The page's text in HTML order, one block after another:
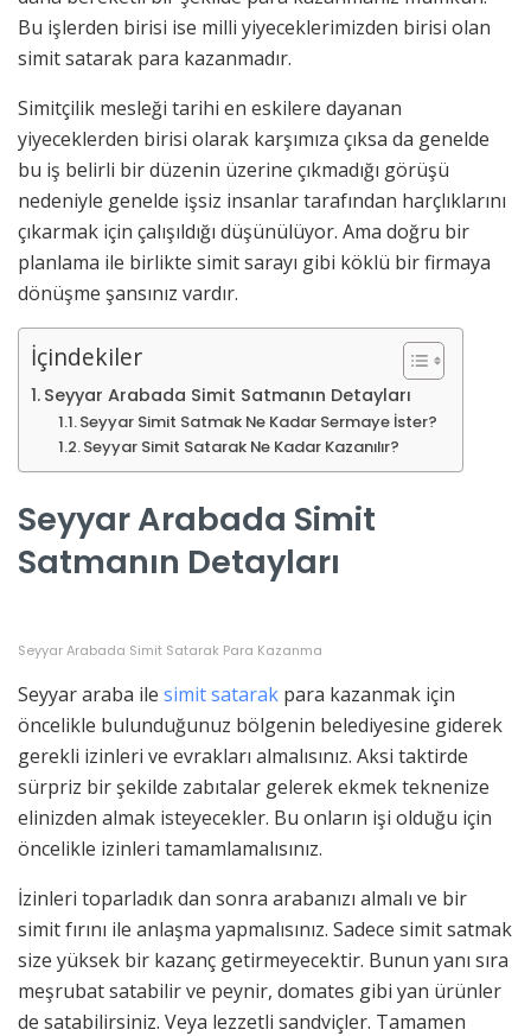
Bu işlerden birisi ise milli yiyeceklerimizden birisi olan
simit satarak para kazanmadır.
Simitçilik mesleği tarihi en eskilere dayanan
yiyeceklerden birisi olarak karşımıza çıksa da genelde
bu iş belirli bir düzenin üzerine çıkmadığı görüşü
nedeniyle genelde işsiz insanlar tarafından harçlıklarını
çıkarmak için çalışıldığı düşünülüyor. Ama doğru bir
planlama ile birlikte simit sarayı gibi köklü bir firmaya
dönüşme şansınız vardır.
İçindekiler
Seyyar Arabada Simit Satmanın Detayları
Seyyar Simit Satmak Ne Kadar Sermaye İster?
Seyyar Simit Satarak Ne Kadar Kazanılır?
Seyyar Arabada Simit
Satmanın Detayları
Seyyar Arabada Simit Satarak Para Kazanma
Seyyar araba ile simit satarak para kazanmak için
öncelikle bulunduğunuz bölgenin belediyesine giderek
gerekli izinleri ve evrakları almalısınız. Aksi taktirde
sürpriz bir şekilde zabıtalar gelerek ekmek teknenize
elinizden almak isteyecekler. Bu onların işi olduğu için
öncelikle izinleri tamamlamalısınız.
İzinleri toparladık dan sonra arabanızı almalı ve bir
simit fırını ile anlaşma yapmalısınız. Sadece simit satmak
size yüksek bir kazanç getirmeyecektir. Bunun yanı sıra
meşrubat satabilir ve peynir, domates gibi yan ürünler
de satabilirsiniz. Veya lezzetli sandviçler. Tamamen